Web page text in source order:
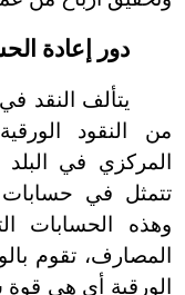
دور إعادة
يتألف النقد
من النقود
المركزي في
تتمثل في حسابات
وهذه الحسابات
المصارف، تقوم
الورقية أي هي قوة